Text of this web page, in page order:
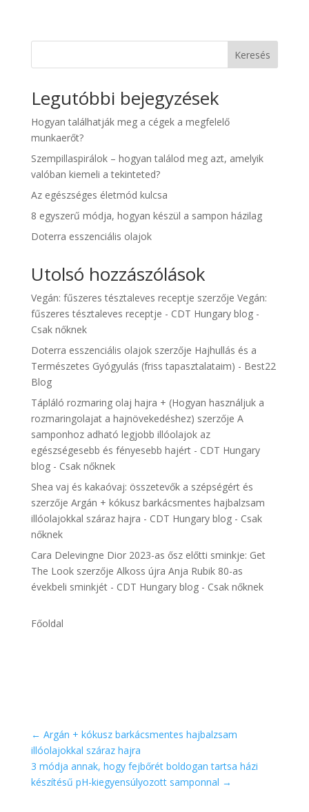
Keresés
Legutóbbi bejegyzések
Hogyan találhatják meg a cégek a megfelelő
munkaerőt?
Szempillaspirálok – hogyan találod meg azt, amelyik
valóban kiemeli a tekinteted?
Az egészséges életmód kulcsa
8 egyszerű módja, hogyan készül a sampon házilag
Doterra esszenciális olajok
Utolsó hozzászólások
Vegán: fűszeres tésztaleves receptje szerzője Vegán:
fűszeres tésztaleves receptje - CDT Hungary blog -
Csak nőknek
Doterra esszenciális olajokszerzője Hajhullás és a
Természetes Gyógyulás (friss tapasztalataim) - Best22
Blog
Tápláló rozmaring olaj hajra + (Hogyan használjuk a
rozmaringolajat a hajnövekedéshez) szerzője A
samponhoz adható legjobb illóolajok az
egészségesebb és fényesebb hajért - CDT Hungary
blog - Csak nőknek
Shea vaj és kakaóvaj: összetevők a szépségért és
szerzője Argán + kókusz barkácsmentes hajbalzsam
illóolajokkal száraz hajra - CDT Hungary blog - Csak
nőknek
Cara Delevingne Dior 2023-as ősz előtti sminkje: Get
The Lookszerzője Alkoss újra Anja Rubik 80-as
évekbeli sminkjét - CDT Hungary blog - Csak nőknek
Főoldal
← Argán + kókusz barkácsmentes hajbalzsam
illóolajokkal száraz hajra
3 módja annak, hogy fejbőrét boldogan tartsa házi
készítésű pH-kiegyensúlyozott samponnal →